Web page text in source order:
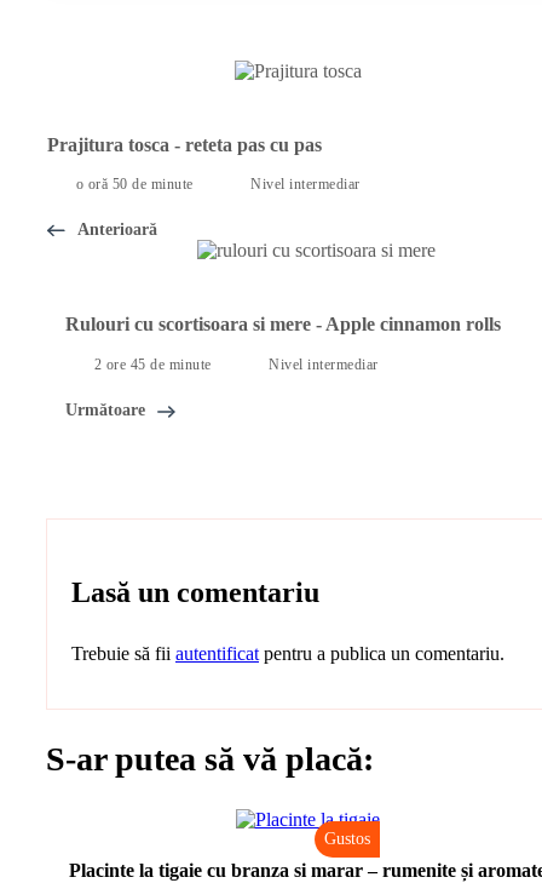
Prajitura tosca - reteta pas cu pas
o oră 50 de minute Nivel intermediar
Anterioară
Rulouri cu scortisoara si mere - Apple cinnamon rolls
2 ore 45 de minute Nivel intermediar
Următoare
Lasă un comentariu
Trebuie să fii autentificat pentru a publica un comentariu.
S-ar putea să vă placă:
Gustos
Placinte la tigaie cu branza si marar – rumenite și